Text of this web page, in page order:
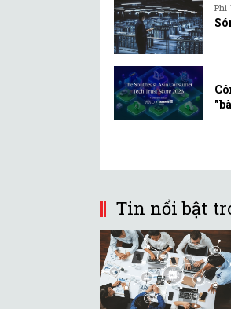
Phi
Tin nổi bật